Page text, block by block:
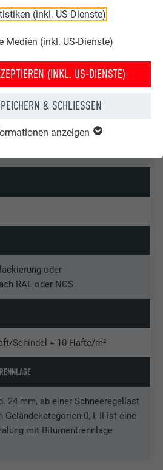
(inkl. US-Dienste)
Medien (inkl. US-Dienste)
(INKL. US-DIENSTE)
& SCHLIESSEN
anzeigen
WAND- UND
oder
RAL oder NCS
Schindel = 10 Hafte/m²
24 mm, ab einer Schneeregellast
Geländekategorien 0, I, II ist eine
mit Bitumentrennlage